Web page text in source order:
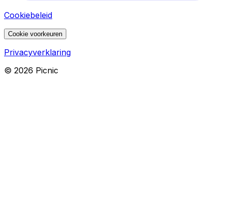
Cookiebeleid
Cookie voorkeuren
Privacyverklaring
© 2026 Picnic